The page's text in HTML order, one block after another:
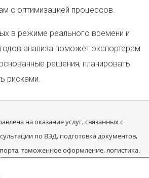
с оптимизацией процессов.
в режиме реального времени и
анализа поможет экспортерам
решения, планировать
рисками.
на оказание услуг, связанных с
по ВЭД, подготовка документов,
таможенное оформление, логистика.